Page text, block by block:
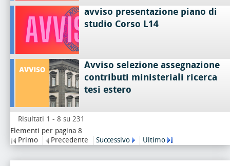
avviso presentazione piano di
studio Corso L14
Avviso selezione assegnazione
contributi ministeriali ricerca
tesi estero
Risultati 1 - 8 su 231
Elementi per pagina 8
Primo
Precedente Successivo Ultimo